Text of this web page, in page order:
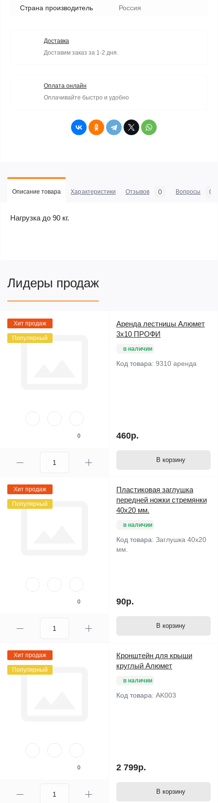
Страна производитель Россия
Доставка
Доставим заказ за 1-2 дня.
Оплата онлайн
Оплачивайте быстро и удобно
Описание товара Характеристики Отзывов 0 Вопросы 0
Нагрузка до 90 кг.
Лидеры продаж
Хит продаж
Популярный
0
Аренда лестницы Алюмет
3х10 ПРОФИ
в наличии
Код товара: 9310 аренда
460р.
В корзину
Хит продаж
Популярный
0
Пластиковая заглушка
передней ножки стремянки
40х20 мм.
в наличии
Код товара: Заглушка 40х20
мм.
90р.
В корзину
Хит продаж
Популярный
0
Кронштейн для крыши
круглый Алюмет
в наличии
Код товара: AK003
2 799р.
В корзину